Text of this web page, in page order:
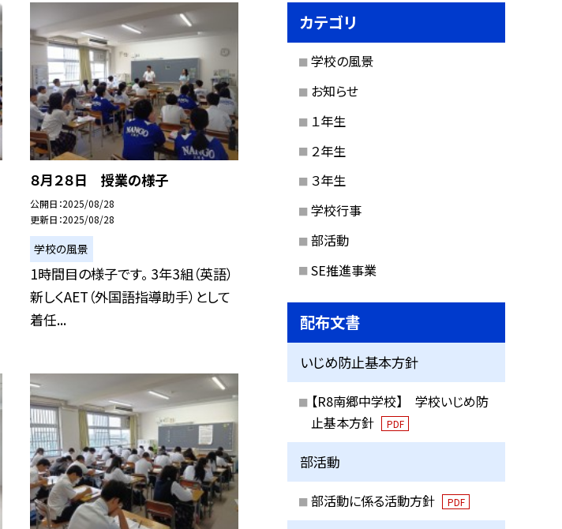
８月２８日 授業の様子
公開日 2025/08/28
更新日 2025/08/28
学校の風景
1時間目の様子です。 3年3組（英語）
新しくAET（外国語指導助手）として
着任...
カテゴリ
学校の風景
お知らせ
１年生
２年生
３年生
学校行事
部活動
SE推進事業
配布文書
いじめ防止基本方針
【R8南郷中学校】 学校いじめ防
止基本方針
PDF
部活動
部活動に係る活動方針 PDF